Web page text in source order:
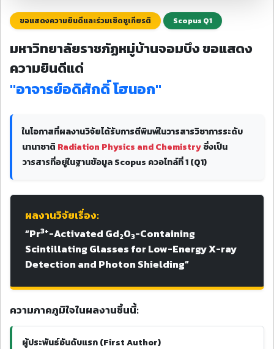
ขอแสดงความยินดีและร่วมเชิดชูเกียรติ Scopus Q1
มหาวิทยาลัยราชภัฏหมู่บ้านจอมบึง ขอแสดง
ความยินดีแด่
"อาจารย์อดิศักดิ์ โฮนอก"
ในโอกาสที่ผลงานวิจัยได้รับการตีพิมพ์ในวารสารวิชาการระดับ
นานาชาติ Radiation Physics and Chemistryซึ่งเป็น
วารสารที่อยู่ในฐานข้อมูล Scopus ควอไทล์ที่ 1 (Q1)
ผลงานวิจัยเรื่อง:
“Pr3+-Activated Gd2O3-Containing
Scintillating Glasses for Low-Energy X-ray
Detection and Photon Shielding”
ความภาคภูมิใจในผลงานชิ้นนี้:
ผู้ประพันธ์อันดับแรก (First Author)